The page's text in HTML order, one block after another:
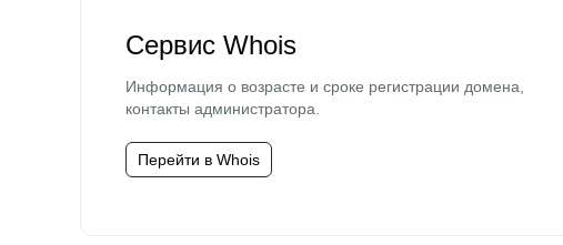
Сервис Whois
Информация о возрасте и сроке регистрации домена,
контакты администратора.
Перейти в Whois